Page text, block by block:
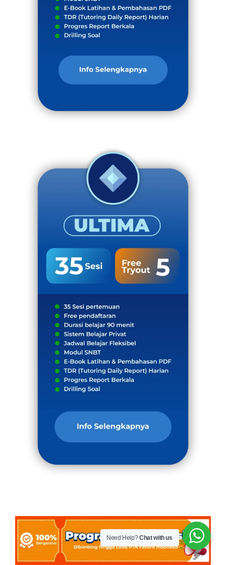
Need Help?Chat with us